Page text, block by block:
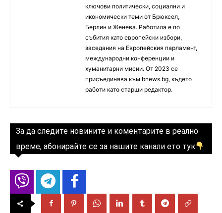
ключови политически, социални и
икономически теми от Брюксел,
Берлин и Женева. Работила е по
събития като европейски избори,
заседания на Европейския парламент,
международни конференции и
хуманитарни мисии. От 2023 се
присъединява към bnews.bg, където
работи като старши редактор.
За да следите новините и коментарите в реално
време, абонирайте се за нашите канали ето тук